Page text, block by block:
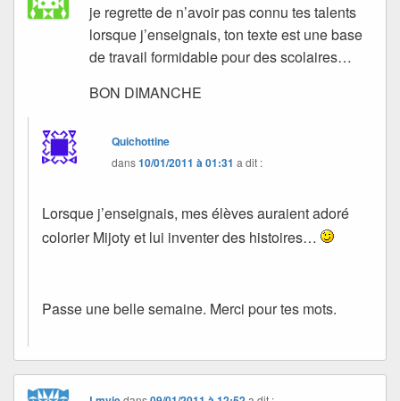
je regrette de n’avoir pas connu tes talents
lorsque j’enseignais, ton texte est une base
de travail formidable pour des scolaires…
BON DIMANCHE
Quichottine
dans10/01/2011 à 01:31 a dit :
Lorsque j’enseignais, mes élèves auraient adoré
colorier Mijoty et lui inventer des histoires…
Passe une belle semaine. Merci pour tes mots.